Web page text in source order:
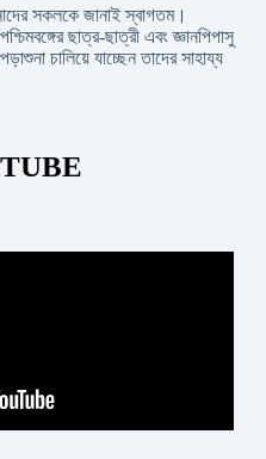
সকলকে জানাই স্বাগতম।
ছাত্র-ছাত্রী এবং জ্ঞানপিপাসু
চালিয়ে যাচ্ছেন তাদের সাহায্য